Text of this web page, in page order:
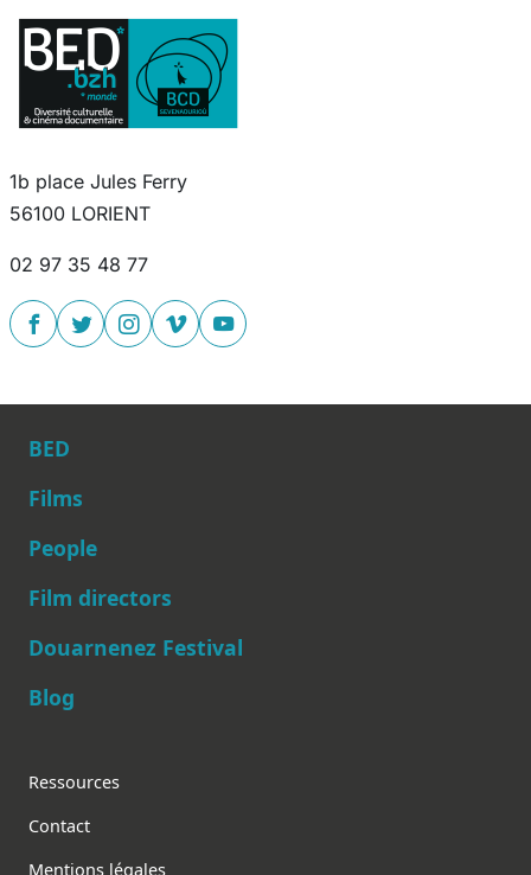
1b place Jules Ferry
56100 LORIENT
02 97 35 48 77
Main navigation
BED
Films
People
Film directors
Douarnenez Festival
Blog
Footer
Ressources
Contact
Mentions légales